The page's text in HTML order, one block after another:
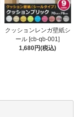
クッションレンガ壁紙シ
ール [cb-qb-001]
1,680円(税込)